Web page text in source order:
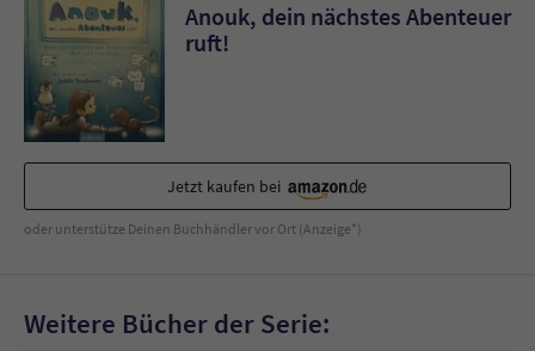
Anouk, dein nächstes Abenteuer
ruft!
Jetzt kaufen bei
oder unterstütze Deinen Buchhändler vor Ort (Anzeige*)
Weitere Bücher der Serie: